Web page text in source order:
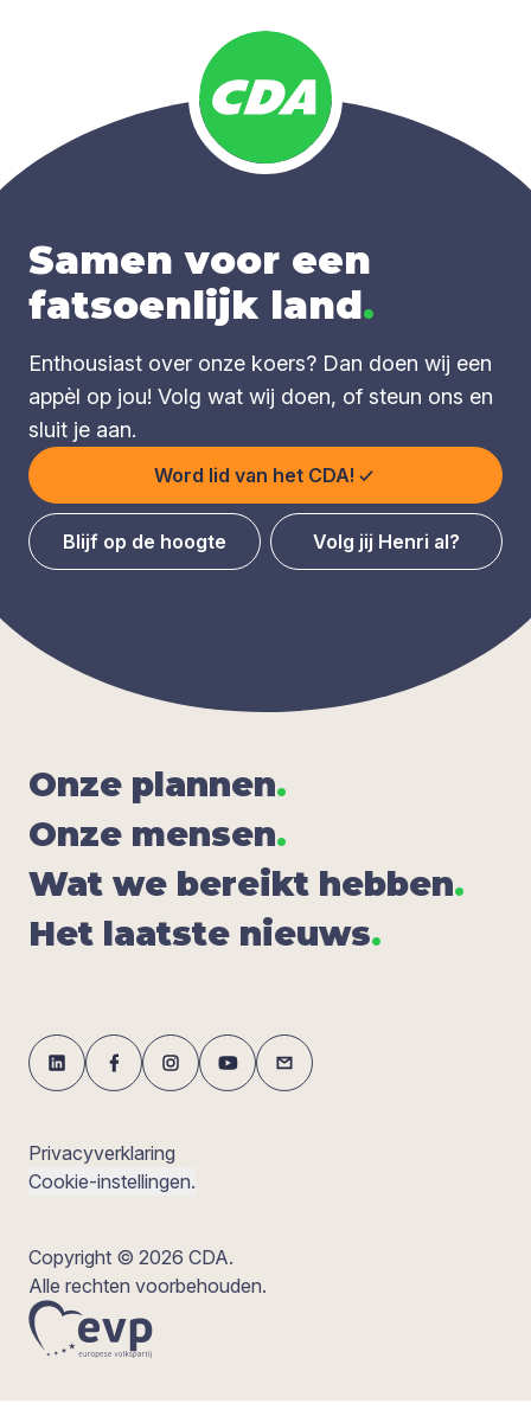
Samen voor een
fatsoenlijk land.
Enthousiast over onze koers? Dan doen wij een
appèl op jou! Volg wat wij doen, of steun ons en
sluit je aan.
Word lid van het CDA!
Blijf op de hoogte Volg jij Henri al?
Onze plan­nen.
Onze men­sen.
Wat we bereikt heb­ben.
Het laat­ste nieuws.
Privacyverklaring
Cookie-instellingen.
Copyright © 2026 CDA.
Alle rechten voorbehouden.